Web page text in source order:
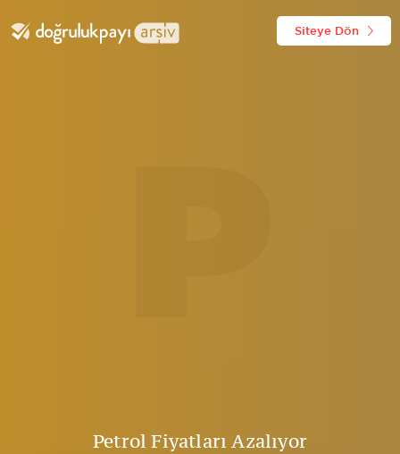
Siteye Dön
Petrol Fiyatları Azalıyor